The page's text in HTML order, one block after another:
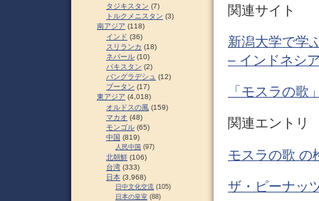
関連サイト
新潟大学で学
– インドネシ
「モスラの歌
関連エントリ
モスラの歌 の
ザ・ピーナッ
タジキスタン (7)
トルクメニスタン (3)
南アジア (118)
インド (36)
スリランカ (18)
ネパール (10)
パキスタン (2)
バングラデシュ (12)
ブータン (17)
東アジア (4,018)
オルドスの風 (159)
マカオ (48)
モンゴル (65)
中国 (819)
人民中国 (97)
北朝鮮 (106)
台湾 (333)
日本 (3,968)
日中文化交流 (105)
日本の皇室 (88)